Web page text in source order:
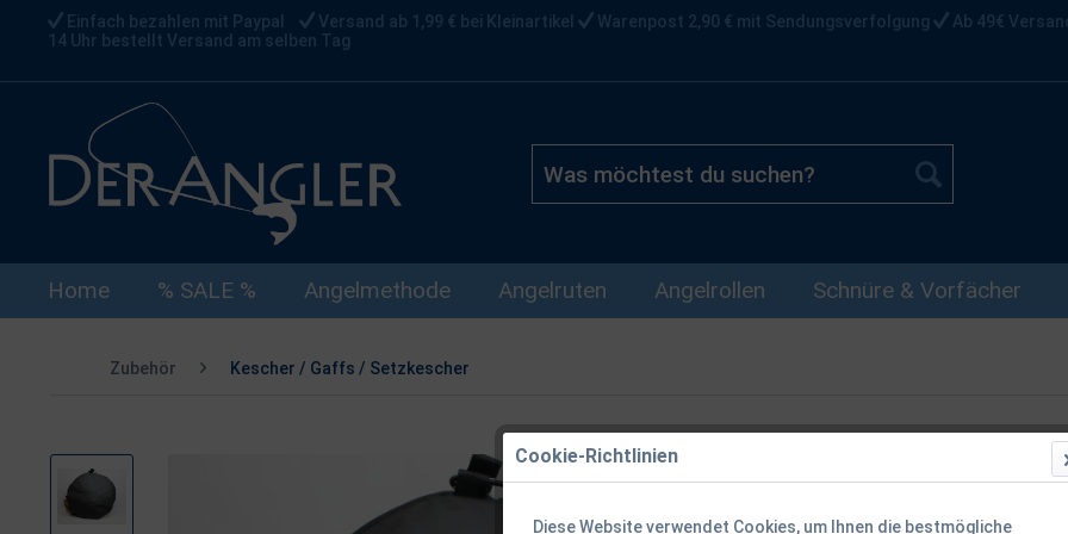
Einfach bezahlen mit Paypal Versand ab 1,99 € bei Kleinartikel Warenpost 2,90 € mit Sendungsverfolgung Ab 49€
14 Uhr bestellt Versand am selben Tag
Home % SALE % Angelmethode Angelruten Angelrollen Schnüre & Vorfächer
Zubehör Kescher / Gaffs / Setzkescher
Spro
Cookie-Richtlinien
Diese Website verwendet Cookies, um Ihnen die bestmögliche